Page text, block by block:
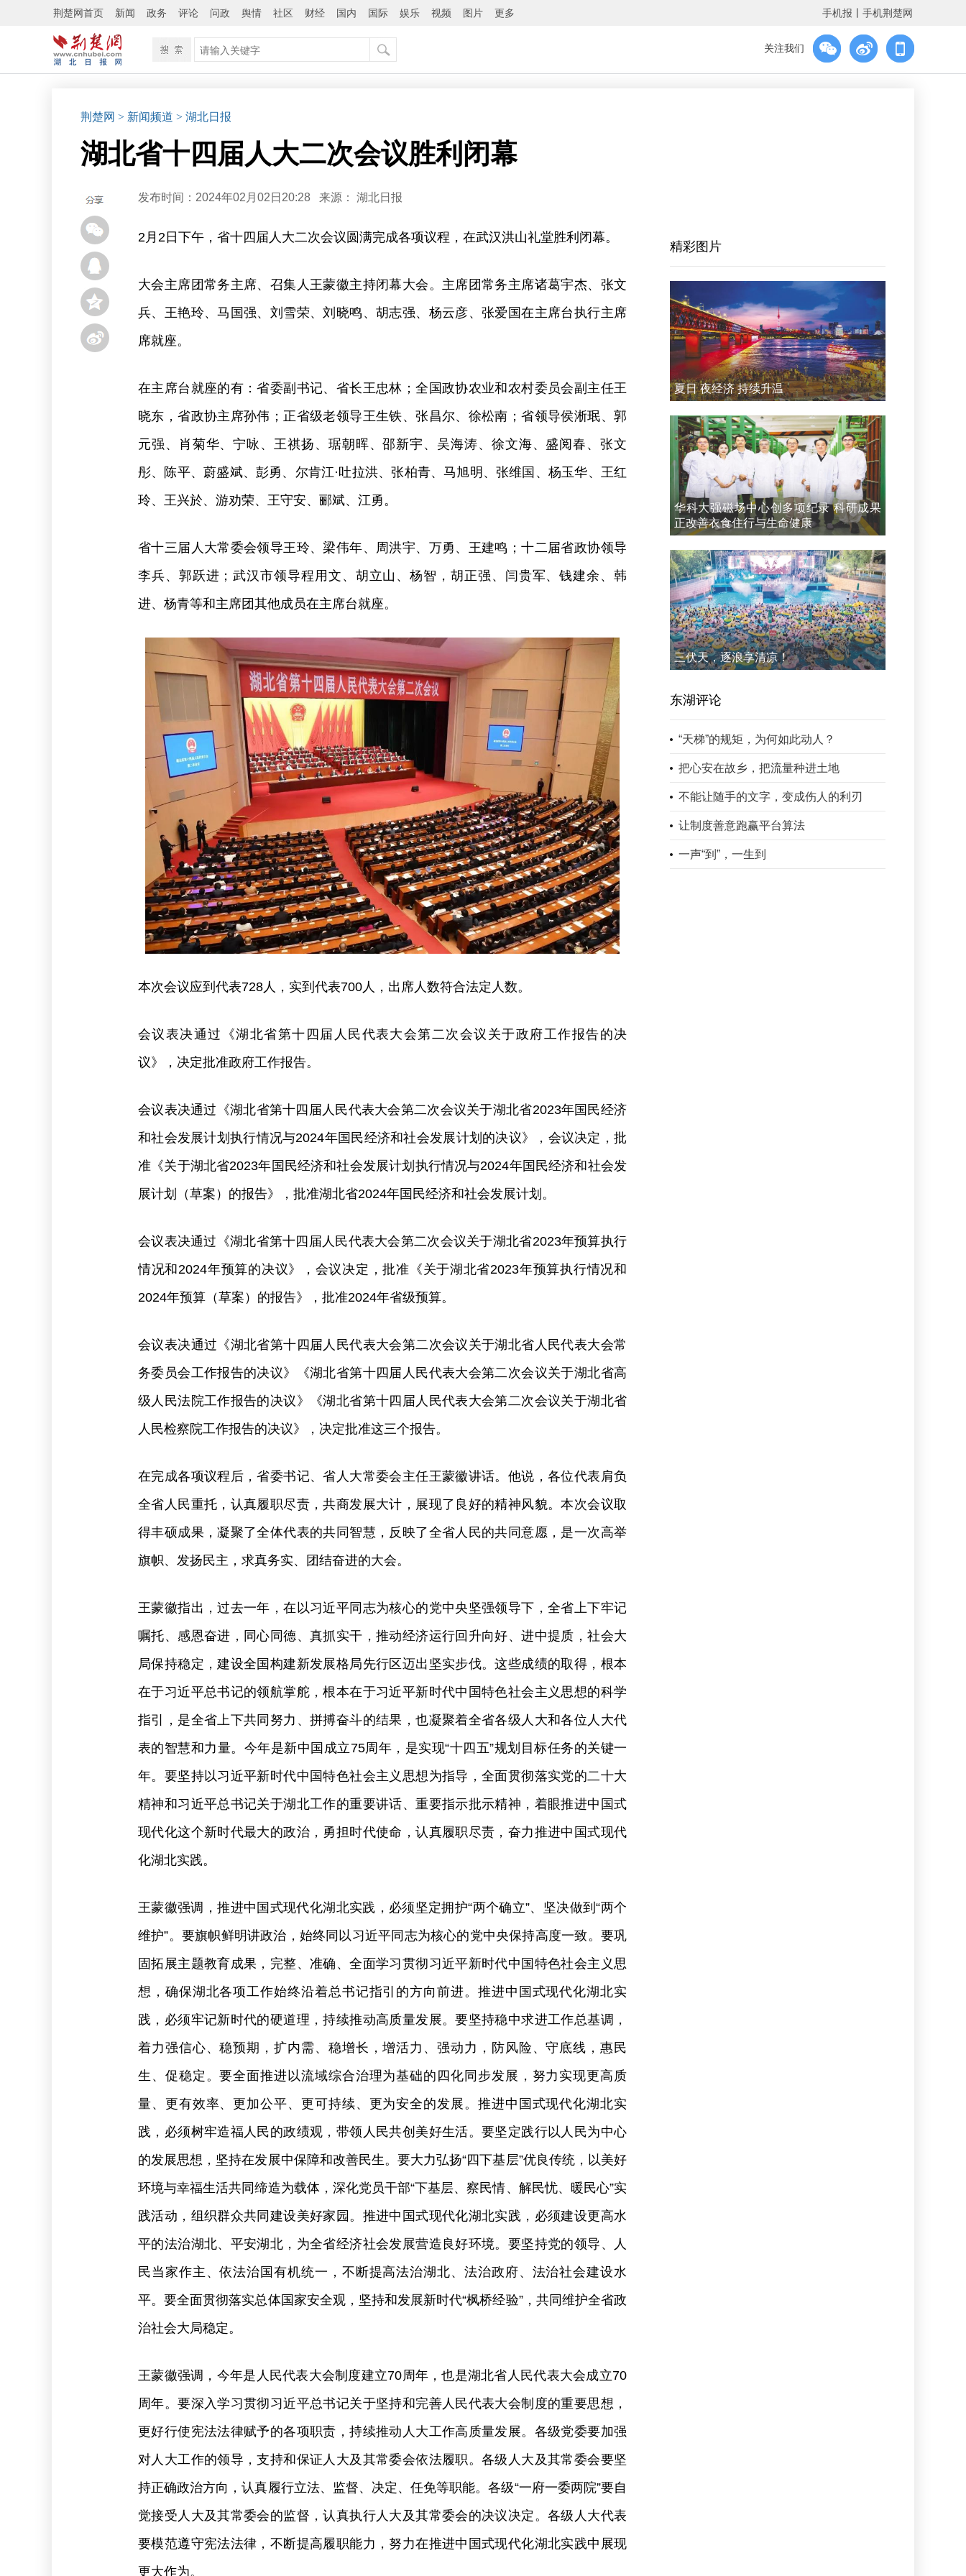
荆楚网首页 新闻 政务 评论 问政 舆情 社区 财经 国内 国际 娱乐 视频 图片 更多 手机报 手机荆楚网
关注我们
荆楚网 > 新闻频道 > 湖北日报
湖北省十四届人大二次会议胜利闭幕
发布时间：2024年02月02日20:28 来源： 湖北日报
2月2日下午，省十四届人大二次会议圆满完成各项议程，在武汉洪山礼堂胜利闭幕。
大会主席团常务主席、召集人王蒙徽主持闭幕大会。主席团常务主席诸葛宇杰、张文
兵、王艳玲、马国强、刘雪荣、刘晓鸣、胡志强、杨云彦、张爱国在主席台执行主席
席就座。
在主席台就座的有：省委副书记、省长王忠林；全国政协农业和农村委员会副主任王
晓东，省政协主席孙伟；正省级老领导王生铁、张昌尔、徐松南；省领导侯淅珉、郭
元强、肖菊华、宁咏、王祺扬、琚朝晖、邵新宇、吴海涛、徐文海、盛阅春、张文
彤、陈平、蔚盛斌、彭勇、尔肯江·吐拉洪、张柏青、马旭明、张维国、杨玉华、王红
玲、王兴於、游劝荣、王守安、郦斌、江勇。
省十三届人大常委会领导王玲、梁伟年、周洪宇、万勇、王建鸣；十二届省政协领导
李兵、郭跃进；武汉市领导程用文、胡立山、杨智，胡正强、闫贵军、钱建余、韩
进、杨青等和主席团其他成员在主席台就座。
本次会议应到代表728人，实到代表700人，出席人数符合法定人数。
会议表决通过《湖北省第十四届人民代表大会第二次会议关于政府工作报告的决
议》，决定批准政府工作报告。
会议表决通过《湖北省第十四届人民代表大会第二次会议关于湖北省2023年国民经济
和社会发展计划执行情况与2024年国民经济和社会发展计划的决议》，会议决定，批
准《关于湖北省2023年国民经济和社会发展计划执行情况与2024年国民经济和社会发
展计划（草案）的报告》，批准湖北省2024年国民经济和社会发展计划。
会议表决通过《湖北省第十四届人民代表大会第二次会议关于湖北省2023年预算执行
情况和2024年预算的决议》，会议决定，批准《关于湖北省2023年预算执行情况和
2024年预算（草案）的报告》，批准2024年省级预算。
会议表决通过《湖北省第十四届人民代表大会第二次会议关于湖北省人民代表大会常
务委员会工作报告的决议》《湖北省第十四届人民代表大会第二次会议关于湖北省高
级人民法院工作报告的决议》《湖北省第十四届人民代表大会第二次会议关于湖北省
人民检察院工作报告的决议》，决定批准这三个报告。
在完成各项议程后，省委书记、省人大常委会主任王蒙徽讲话。他说，各位代表肩负
全省人民重托，认真履职尽责，共商发展大计，展现了良好的精神风貌。本次会议取
得丰硕成果，凝聚了全体代表的共同智慧，反映了全省人民的共同意愿，是一次高举
旗帜、发扬民主，求真务实、团结奋进的大会。
王蒙徽指出，过去一年，在以习近平同志为核心的党中央坚强领导下，全省上下牢记
嘱托、感恩奋进，同心同德、真抓实干，推动经济运行回升向好、进中提质，社会大
局保持稳定，建设全国构建新发展格局先行区迈出坚实步伐。这些成绩的取得，根本
在于习近平总书记的领航掌舵，根本在于习近平新时代中国特色社会主义思想的科学
指引，是全省上下共同努力、拼搏奋斗的结果，也凝聚着全省各级人大和各位人大代
表的智慧和力量。今年是新中国成立75周年，是实现“十四五”规划目标任务的关键一
年。要坚持以习近平新时代中国特色社会主义思想为指导，全面贯彻落实党的二十大
精神和习近平总书记关于湖北工作的重要讲话、重要指示批示精神，着眼推进中国式
现代化这个新时代最大的政治，勇担时代使命，认真履职尽责，奋力推进中国式现代
化湖北实践。
王蒙徽强调，推进中国式现代化湖北实践，必须坚定拥护“两个确立”、坚决做到“两个
维护”。要旗帜鲜明讲政治，始终同以习近平同志为核心的党中央保持高度一致。要巩
固拓展主题教育成果，完整、准确、全面学习贯彻习近平新时代中国特色社会主义思
想，确保湖北各项工作始终沿着总书记指引的方向前进。推进中国式现代化湖北实
践，必须牢记新时代的硬道理，持续推动高质量发展。要坚持稳中求进工作总基调，
着力强信心、稳预期，扩内需、稳增长，增活力、强动力，防风险、守底线，惠民
生、促稳定。要全面推进以流域综合治理为基础的四化同步发展，努力实现更高质
量、更有效率、更加公平、更可持续、更为安全的发展。推进中国式现代化湖北实
践，必须树牢造福人民的政绩观，带领人民共创美好生活。要坚定践行以人民为中心
的发展思想，坚持在发展中保障和改善民生。要大力弘扬“四下基层”优良传统，以美好
环境与幸福生活共同缔造为载体，深化党员干部“下基层、察民情、解民忧、暖民心”实
践活动，组织群众共同建设美好家园。推进中国式现代化湖北实践，必须建设更高水
平的法治湖北、平安湖北，为全省经济社会发展营造良好环境。要坚持党的领导、人
民当家作主、依法治国有机统一，不断提高法治湖北、法治政府、法治社会建设水
平。要全面贯彻落实总体国家安全观，坚持和发展新时代“枫桥经验”，共同维护全省政
治社会大局稳定。
王蒙徽强调，今年是人民代表大会制度建立70周年，也是湖北省人民代表大会成立70
周年。要深入学习贯彻习近平总书记关于坚持和完善人民代表大会制度的重要思想，
更好行使宪法法律赋予的各项职责，持续推动人大工作高质量发展。各级党委要加强
对人大工作的领导，支持和保证人大及其常委会依法履职。各级人大及其常委会要坚
持正确政治方向，认真履行立法、监督、决定、任免等职能。各级“一府一委两院”要自
觉接受人大及其常委会的监督，认真执行人大及其常委会的决议决定。各级人大代表
要模范遵守宪法法律，不断提高履职能力，努力在推进中国式现代化湖北实践中展现
更大作为。
精彩图片
夏日 夜经济 持续升温
华科大强磁场中心创多项纪录 科研成果
正改善衣食住行与生命健康
三伏天，逐浪享清凉！
东湖评论
“天梯”的规矩，为何如此动人？
把心安在故乡，把流量种进土地
不能让随手的文字，变成伤人的利刃
让制度善意跑赢平台算法
一声“到”，一生到